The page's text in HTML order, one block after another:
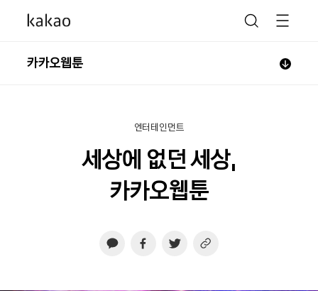
카카오웹툰
엔터테인먼트
세상에 없던 세상,
카카오웹툰